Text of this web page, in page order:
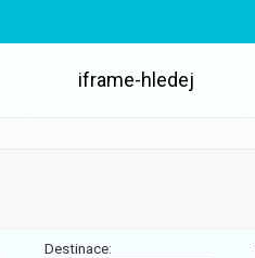
iframe-hledej
Destinace: